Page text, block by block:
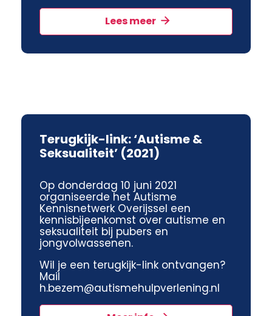
Lees meer
Terugkijk-link: ‘Autisme &
Seksualiteit’ (2021)
Op donderdag 10 juni 2021
organiseerde het Autisme
Kennisnetwerk Overijssel een
kennisbijeenkomst over autisme en
seksualiteit bij pubers en
jongvolwassenen.
Wil je een terugkijk-link ontvangen?
Mail
h.bezem@autismehulpverlening.nl